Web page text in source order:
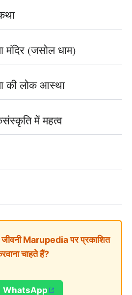
मंदिर (जसोल धाम)
की लोक आस्था
में महत्व
Marupedia पर प्रकाशित
चाहते हैं?
WhatsApp